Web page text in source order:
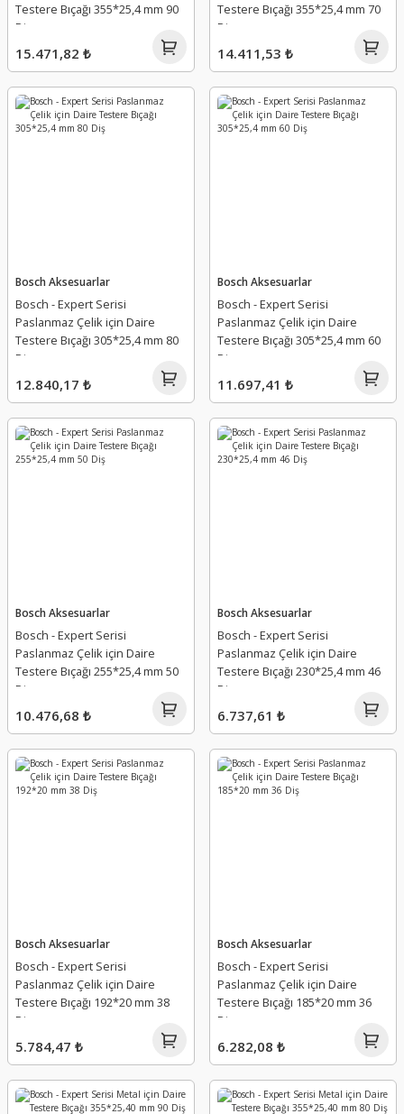
Testere Bıçağı 355*25,4 mm 90
Diş
15.471,82 ₺
Testere Bıçağı 355*25,4 mm 70
Diş
14.411,53 ₺
Bosch Aksesuarlar
Bosch - Expert Serisi
Paslanmaz Çelik için Daire
Testere Bıçağı 305*25,4 mm 80
Diş
12.840,17 ₺
Bosch Aksesuarlar
Bosch - Expert Serisi
Paslanmaz Çelik için Daire
Testere Bıçağı 305*25,4 mm 60
Diş
11.697,41 ₺
Bosch Aksesuarlar
Bosch - Expert Serisi
Paslanmaz Çelik için Daire
Testere Bıçağı 255*25,4 mm 50
Diş
10.476,68 ₺
Bosch Aksesuarlar
Bosch - Expert Serisi
Paslanmaz Çelik için Daire
Testere Bıçağı 230*25,4 mm 46
Diş
6.737,61 ₺
Bosch Aksesuarlar
Bosch - Expert Serisi
Paslanmaz Çelik için Daire
Testere Bıçağı 192*20 mm 38
Diş
5.784,47 ₺
Bosch Aksesuarlar
Bosch - Expert Serisi
Paslanmaz Çelik için Daire
Testere Bıçağı 185*20 mm 36
Diş
6.282,08 ₺